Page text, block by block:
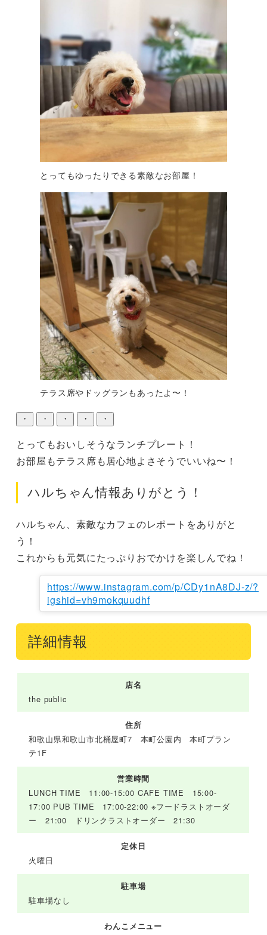
とってもゆったりできる素敵なお部屋！
テラス席やドッグランもあったよ〜！
・ ・ ・ ・ ・
とってもおいしそうなランチプレート！
お部屋もテラス席も居心地よさそうでいいね〜！
ハルちゃん情報ありがとう！
ハルちゃん、素敵なカフェのレポートをありがと
う！
これからも元気にたっぷりおでかけを楽しんでね！
https://www.instagram.com/p/CDy1nA8DJ-z/?
igshid=vh9mokquudhf
詳細情報
店名
the public
住所
和歌山県​和歌山市北桶屋町7 本町公園内 本町プラン
テ1F
営業時間
LUNCH TIME 11:00-15:00 CAFE TIME 15:00-
17:00 PUB TIME 17:00-22:00 ※フードラストオーダ
ー 21:00 ドリンクラストオーダー 21:30
定休日
火曜日
駐車場
駐車場なし
わんこメニュー